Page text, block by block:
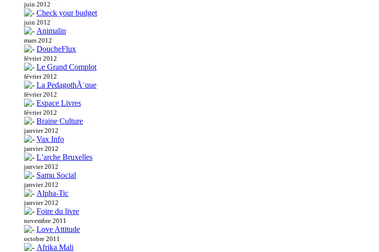
juin 2012
Check your budget
juin 2012
Animalin
mars 2012
DoucheFlux
février 2012
Le Grand Complot
février 2012
La PedagothÃ¨que
février 2012
Espace Livres
février 2012
Braine Culture
janvier 2012
Vax Info
janvier 2012
L’arche Bruxelles
janvier 2012
Samu Social
janvier 2012
Alpha-Tic
janvier 2012
Foire du livre
novembre 2011
Love Attitude
octobre 2011
Afrika Mali